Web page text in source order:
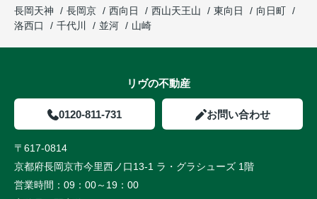
長岡天神
長岡京 西向日 西山天王山 東向日
向日町
洛西口
千代川 並河 山崎
リヴの不動産
0120-811-731 お問い合わせ
〒617-0814
京都府長岡京市今里西ノ口13-1 ラ・グラシューズ 1階
営業時間： 09：00～19：00